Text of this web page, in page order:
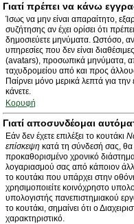
Γιατί πρέπει να κάνω
Ίσως να μην είναι απαραίτητο,
συζήτησης αν έχει ορίσει ότι
δημοσιεύετε μηνύματα. Ωστόσο,
υπηρεσίες που δεν είναι
(avatars), προσωπικά μηνύματα,
ταχυδρομείου από και προς
Παίρνει μόνο μερικά λεπτά για
κάνετε.
Κορυφή
Γιατί αποσυνδέομαι
Εάν δεν έχετε επιλέξει το κουτάκι
επίσκεψη κατά τη σύνδεσή σας, θα
προκαθορισμένο χρονικό
λογαριασμού σας από κάποιον
το κουτάκι που υπάρχει στην
χρησιμοποιείτε κοινόχρηστο
υπολογιστής πανεπιστημιακού
το κουτάκι, σημαίνει ότι ο
χαρακτηριστικό.